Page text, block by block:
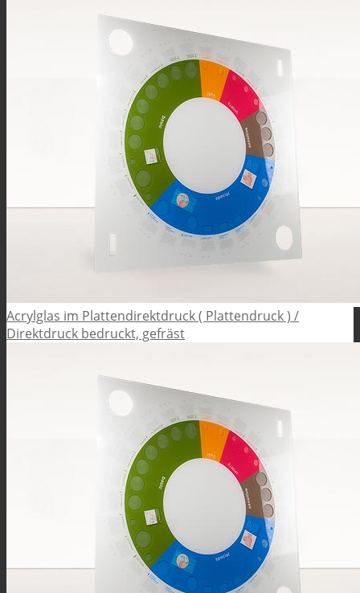
Acrylglas im Plattendirektdruck ( Plattendruck ) /
Direktdruck bedruckt, gefräst